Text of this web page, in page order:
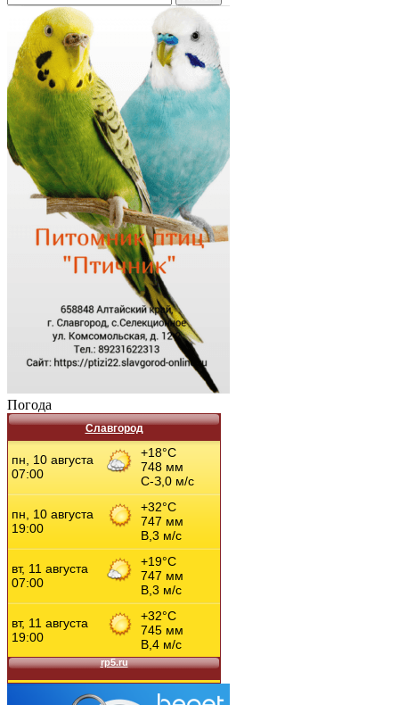
Погода
Славгород